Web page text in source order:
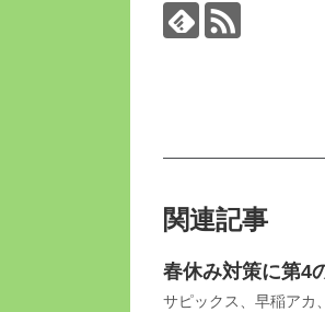
関連記事
春休み対策に第4
サピックス、早稲アカ